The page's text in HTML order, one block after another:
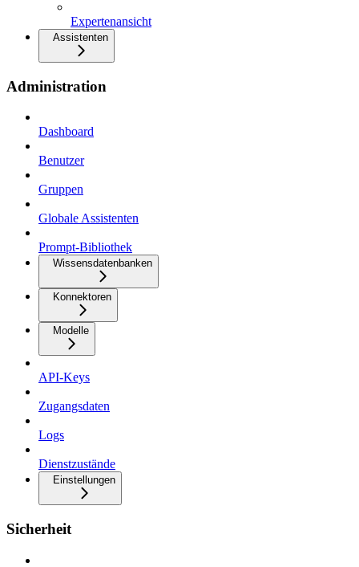
Expertenansicht
Assistenten
Administration
Dashboard
Benutzer
Gruppen
Globale Assistenten
Prompt-Bibliothek
Wissensdatenbanken
Konnektoren
Modelle
API-Keys
Zugangsdaten
Logs
Dienstzustände
Einstellungen
Sicherheit